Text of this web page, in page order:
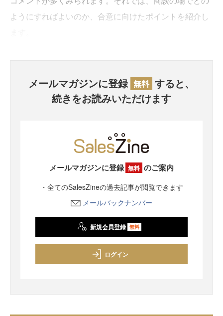
ようにすればよいのか、合意に向けたポイントを紹介し
メールマガジンに登録 無料 すると、
続きをお読みいただけます
メールマガジンに登録 無料 のご案内
・全てのSalesZineの過去記事が閲覧できます
メールバックナンバー
新規会員登録 無料
ログイン